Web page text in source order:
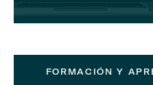
FORMACIÓN Y